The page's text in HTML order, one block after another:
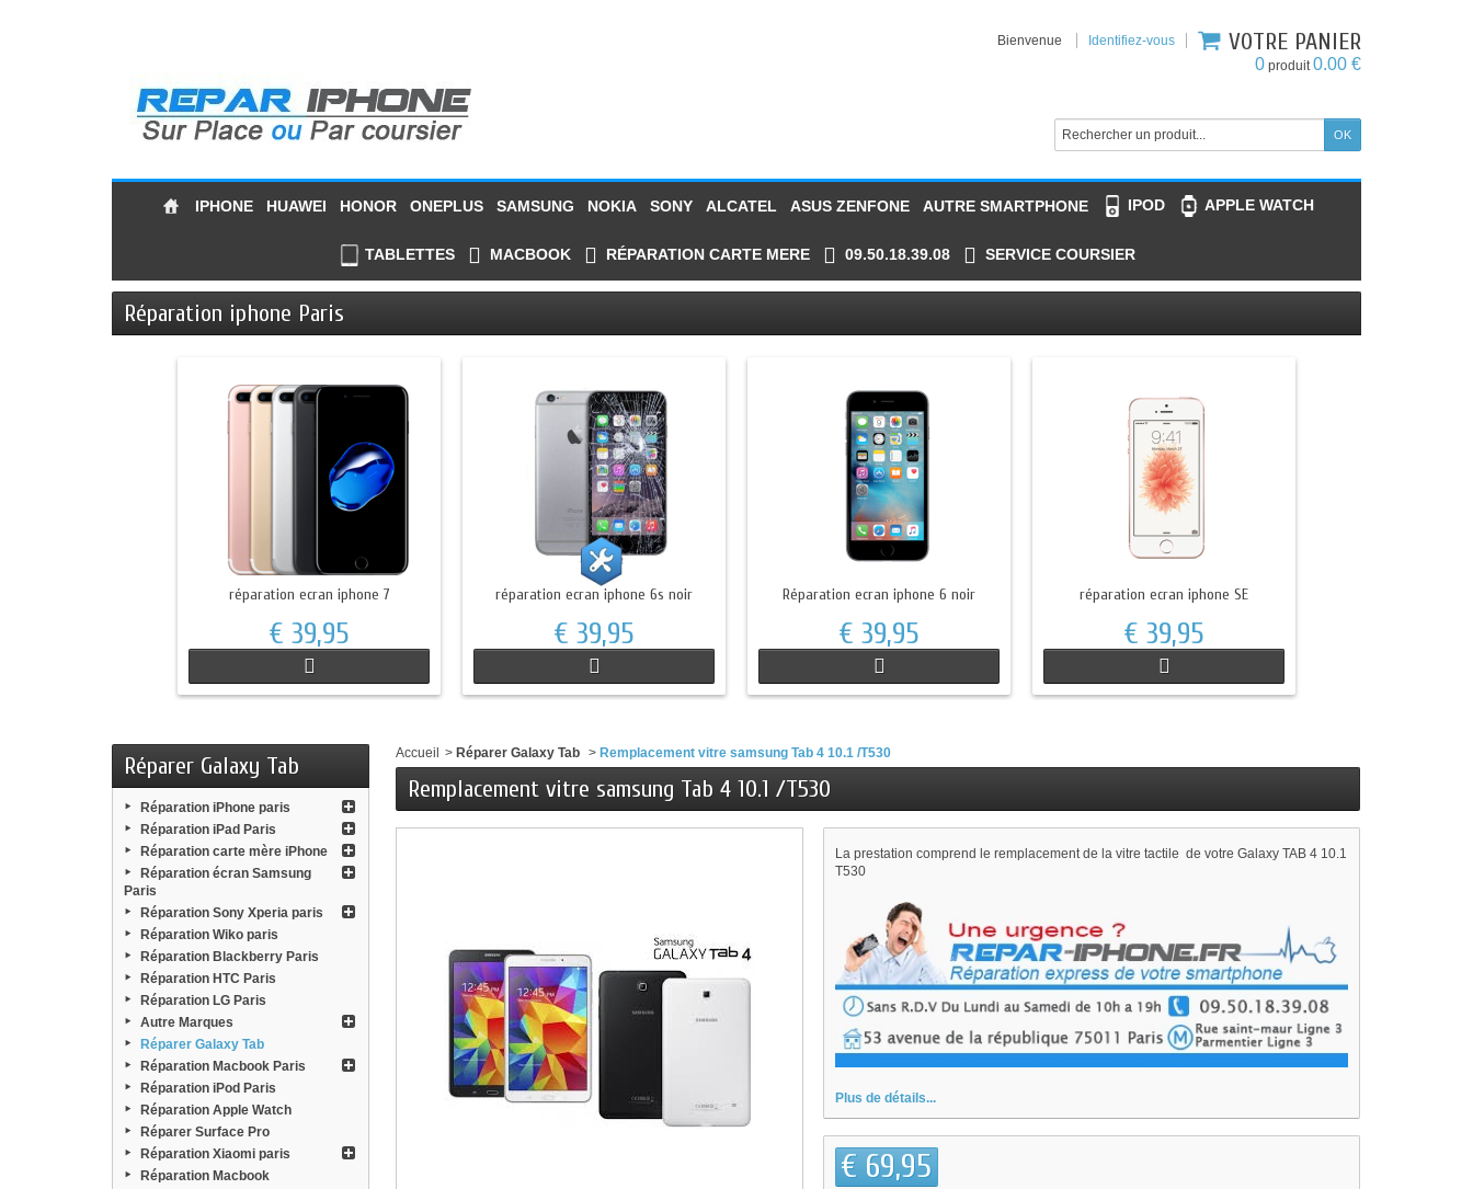
Bienvenue Identifiez-vous VOTRE PANIER
0 produit0.00 €
IPHONE HUAWEI HONOR ONEPLUS SAMSUNG NOKIA SONY ALCATEL ASUS ZENFONE AUTRE SMARTPHONE IPOD APPLE WATCH
TABLETTES MACBOOK RÉPARATION CARTE MERE 09.50.18.39.08 SERVICE COURSIER
Réparation iphone Paris
réparation ecran iphone 7
€ 39,95
réparation ecran iphone 6s noir
€ 39,95
Réparation ecran iphone 6 noir
€ 39,95
réparation ecran iphone SE
€ 39,95
Réparer Galaxy Tab
Réparation iPhone paris
Réparation iPad Paris
Réparation carte mère iPhone
Réparation écran Samsung
Paris
Réparation Sony Xperia paris
Réparation Wiko paris
Réparation Blackberry Paris
Réparation HTC Paris
Réparation LG Paris
Autre Marques
Réparer Galaxy Tab
Réparation Macbook Paris
Réparation iPod Paris
Réparation Apple Watch
Réparer Surface Pro
Réparation Xiaomi paris
Réparation Macbook
Accueil > Réparer Galaxy Tab > Remplacement vitre samsung Tab 4 10.1 /T530
Remplacement vitre samsung Tab 4 10.1 /T530
La prestation comprend le remplacement de la vitre tactile de votre Galaxy TAB 4 10.1
T530
Plus de détails...
€ 69,95